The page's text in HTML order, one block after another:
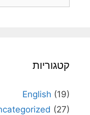
קטגוריות
English (19)
(27)